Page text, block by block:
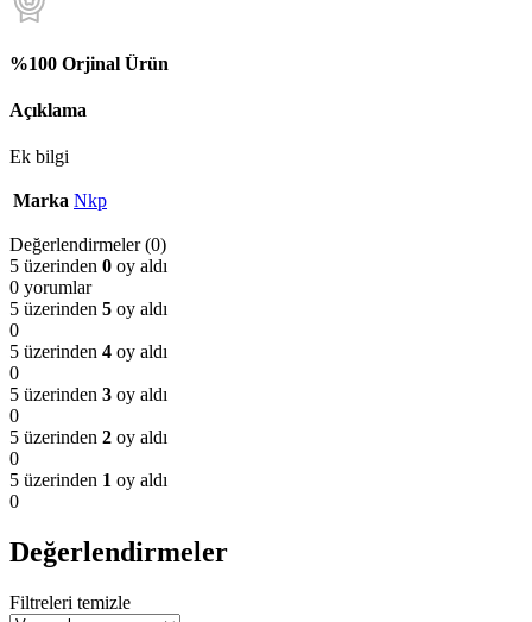
%100 Orjinal Ürün
Açıklama
Ek bilgi
Marka Nkp
Değerlendirmeler (0)
5 üzerinden 0 oy aldı
0 yorumlar
5 üzerinden 5 oy aldı
0
5 üzerinden 4 oy aldı
0
5 üzerinden 3 oy aldı
0
5 üzerinden 2 oy aldı
0
5 üzerinden 1 oy aldı
0
Değerlendirmeler
Filtreleri temizle